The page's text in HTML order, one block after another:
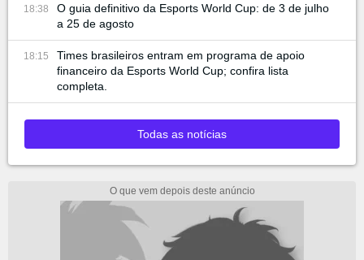
18:38
O guia definitivo da Esports World Cup: de 3 de julho
a 25 de agosto
18:15
Times brasileiros entram em programa de apoio
financeiro da Esports World Cup; confira lista
completa.
Todas as notícias